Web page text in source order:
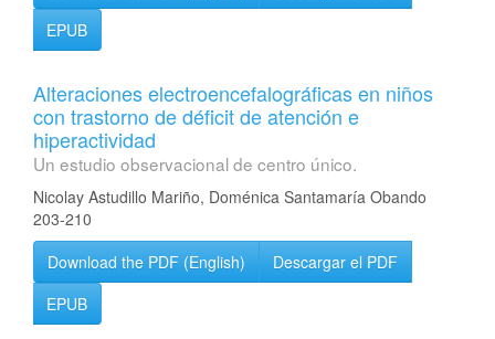
EPUB
Alteraciones electroencefalográficas en niños
con trastorno de déficit de atención e
hiperactividad
Un estudio observacional de centro único.
Nicolay Astudillo Mariño, Doménica Santamaría Obando
203-210
Download the PDF (English)
Descargar el PDF
EPUB